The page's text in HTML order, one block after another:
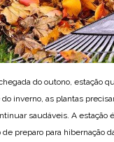
do outono, estação
do inverno, as plantas
saudáveis. A estação
de preparo para hibernação